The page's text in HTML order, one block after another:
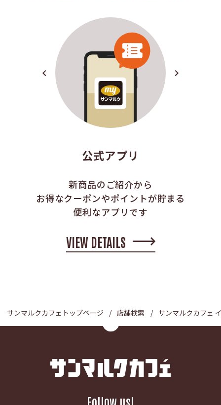
公式アプリ
新商品のご紹介から
お得なクーポンやポイントが貯まる
便利なアプリです
VIEW DETAILS
navigate_before navigate_next
サンマルクカフェトップページ 店舗検索 サンマルクカフェ
Follow us!